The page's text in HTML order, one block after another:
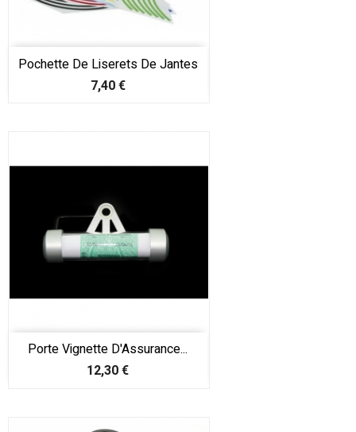
Pochette De Liserets De Jantes
Prix
7,40 €
Porte Vignette D'Assurance...
Prix
12,30 €